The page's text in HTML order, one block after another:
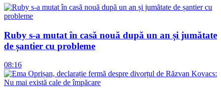
Ruby s-a mutat în casă nouă după un an și jumătate
de șantier cu probleme
08:16